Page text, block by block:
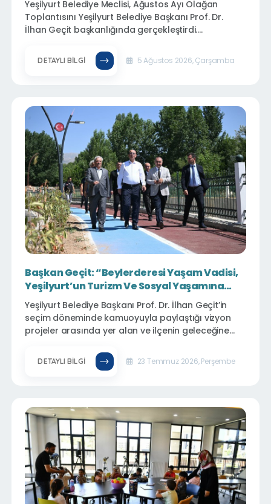
Yeşilyurt Belediye Meclisi, Ağustos Ayı Olağan
Toplantısını Yeşilyurt Belediye Başkanı Prof. Dr.
İlhan Geçit başkanlığında gerçekleştirdi.
sürecine katkı sunacak 32 gündem maddesi
görüşülerek karara bağlandı.
DETAYLI BILGI 5 Ağustos 2026, Çarşamba
Başkan Geçit: “Beylerderesi Yaşam Vadisi,
Yeşilyurt’un Turizm Ve Sosyal Yaşamına
Yeni Bir Soluk Getirecek”
Yeşilyurt Belediye Başkanı Prof. Dr. İlhan Geçit’in
seçim döneminde kamuoyuyla paylaştığı vizyon
projeler arasında yer alan ve ilçenin geleceğine
“Beylerderesi Yaşam Vadisi” Projesinde çalışmalar
planlanan takvim doğrultusunda aralıksız sürüyor.
DETAYLI BILGI 23 Temmuz 2026, Perşembe